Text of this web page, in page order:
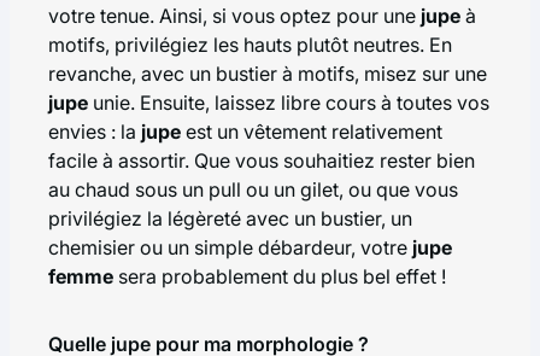
votre tenue. Ainsi, si vous optez pour une jupe à
motifs, privilégiez les hauts plutôt neutres. En
revanche, avec un bustier à motifs, misez sur une
jupe unie. Ensuite, laissez libre cours à toutes vos
envies : la jupe est un vêtement relativement
facile à assortir. Que vous souhaitiez rester bien
au chaud sous un pull ou un gilet, ou que vous
privilégiez la légèreté avec un bustier, un
chemisier ou un simple débardeur, votre jupe
femme sera probablement du plus bel effet !
Quelle jupe pour ma morphologie ?